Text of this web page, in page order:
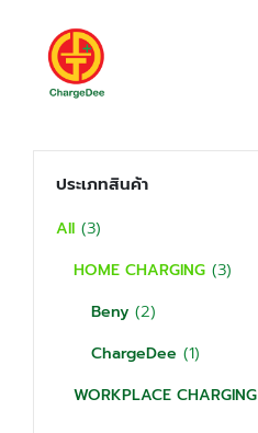
ประเภทสินค้า
All (3)
HOME CHARGING (3)
Beny (2)
ChargeDee (1)
WORKPLACE CHARGING